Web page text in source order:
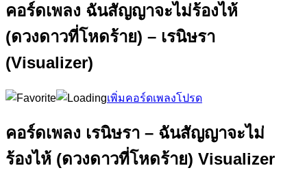
คอร์ดเพลง ฉันสัญญาจะไม่ร้องไห้
(ดวงดาวที่โหดร้าย) – เรนิษรา
(Visualizer)
เพิ่มคอร์ดเพลงโปรด
คอร์ดเพลง เรนิษรา – ฉันสัญญาจะไม่
ร้องไห้ (ดวงดาวที่โหดร้าย) Visualizer